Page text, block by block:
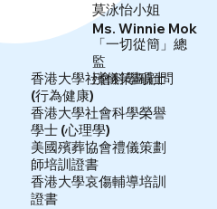
莫泳怡小姐
「一切從簡」總
監
殯儀策劃顧問
香港大學社會科學碩士
(行為健康)
香港大學社會科學榮譽
學士 (心理學)
美國殯葬協會禮儀策劃
師培訓證書
香港大學哀傷輔導培訓
證書
Ms. Winnie Mok